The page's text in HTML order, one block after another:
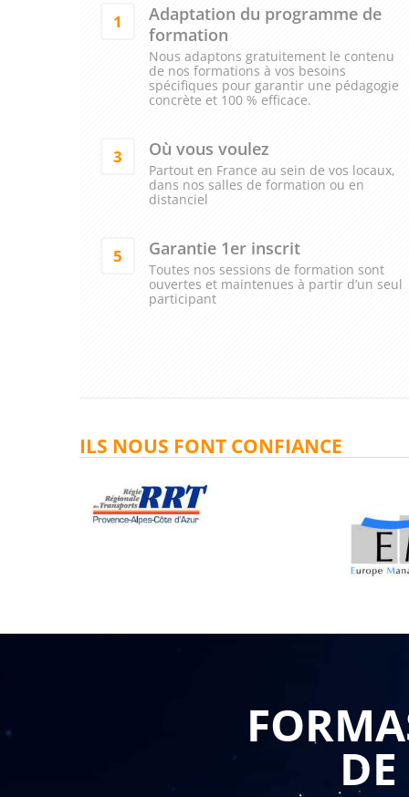
1
Adaptation du programme de
formation
Nous adaptons gratuitement le contenu
de nos formations à vos besoins
spécifiques pour garantir une pédagogie
concrète et 100 % efficace.
3 Où vous voulez
Partout en France au sein de vos locaux,
dans nos salles de formation ou en
distanciel
5 Garantie 1er inscrit
Toutes nos sessions de formation sont
ouvertes et maintenues à partir d’un seul
participant
ILS NOUS FONT CONFIANCE